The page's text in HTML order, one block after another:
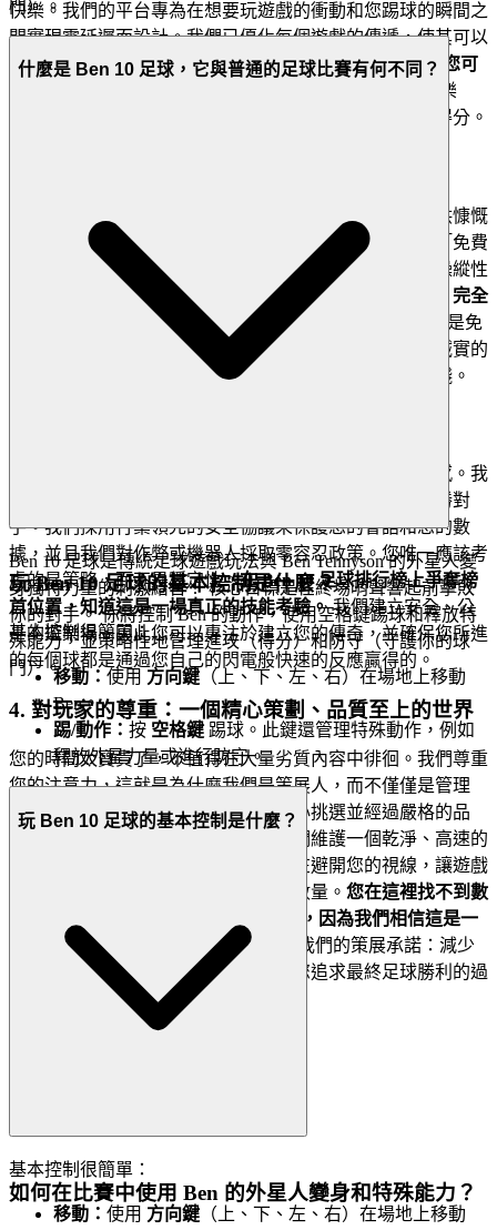
快樂。我們的平台專為在想要玩遊戲的衝動和您踢球的瞬間之
間實現零延遲而設計。我們已優化每個遊戲的傳遞，使其可以
立即進行。這是我們的承諾：當您想玩 Ben 10 足球時，您可
沒有摩擦，只有純粹、直接的樂
趣。您點擊、您玩遊戲、您變身為外星英雄並立即開始得分。
信任是我們社群的基礎。我們相信真正的款待意味著提供慷慨
和透明的體驗。您永遠不必懷疑是否有陷阱、付費牆或「免費
試用」隱藏著強制性費用。我們拒絕將玩家視為錢包的操縱性
盈利模式。我們提供真正免費、高品質的遊戲生態系統。 完全
安心地深入 Ben 10 足球的每個級別和策略。
我們的平台是免
費的，而且永遠都是。沒有附加條件，沒有驚喜，只有誠實的
娛樂，讓您掌握外星人變身和運動能力，而無需花一分錢。
對數據安全、惡意軟體或不公平遊戲的擔憂會破壞沉浸感。我
們消除了它。我們提供一個避難所，讓您可以專注於智勝對
手。我們採用行業領先的安全協議來保護您的會話和您的數
據，並且我們對作弊或機器人採取零容忍政策。您唯一應該考
慮的是策略，而不是穩定性。在 Ben 10 足球排行榜上爭奪榜
首位置，知道這是一場真正的技能考驗。我們建立安全、公
平的遊樂場，因此您可以專注於建立您的傳奇，並確保您所進
的每個球都是通過您自己的閃電般快速的反應贏得的。
4. 對玩家的尊重：一個精心策劃、品質至上的世界
您的時間太寶貴了，不值得在大量劣質內容中徘徊。我們尊重
您的注意力，這就是為什麼我們是策展人，而不僅僅是管理
者。我們平台上的每個遊戲都經過精心挑選並經過嚴格的品
質、性能和真正娛樂價值的測試。我們維護一個乾淨、高速的
介面，該介面直觀且不引人注目，旨在避開您的視線，讓遊戲
閃耀光芒。我們始終重視品質而不是數量。 您在這裡找不到數
千個克隆遊戲。我們推薦 Ben 10 足球，因為我們相信這是一
款值得您花時間的特殊遊戲。
這就是我們的策展承諾：減少
噪音，提供更多您應得的品質，確保您追求最終足球勝利的過
程順暢而令人滿意。
門）。
什麼是 Ben 10 足球，它與普通的足球比賽有何不同？
Ben 10 足球是傳統足球遊戲玩法與 Ben Tennyson 的外星人變
身獨特力量的刺激結合！ 核心目標是在終場哨聲響起前擊敗
你的對手。 你將控制 Ben 的動作，使用空格鍵踢球和釋放特
殊能力，並策略性地管理進攻（得分）和防守（守護你的球
門）。
玩 Ben 10 足球的基本控制是什麼？
基本控制很簡單：
移動： 使用 方向鍵 （上、下、左、右）在場地上移動
Ben。
踢/動作： 按 空格鍵 踢球。此鍵還管理特殊動作，例如
釋放外星力量或進行防守。
玩 Ben 10 足球的基本控制是什麼？
基本控制很簡單：
移動： 使用 方向鍵 （上、下、左、右）在場地上移動
如何在比賽中使用 Ben 的外星人變身和特殊能力？